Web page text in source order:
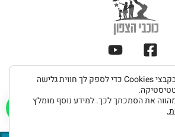
מדיניות
פרטיות
תקנון
שימוש
הצהרת
נגישות
אתר זה עושה שימוש בקבצי Cookies כדי לספק לך חווית גלישה
את הסמכתך לכך. למידע נוסף מומלץ